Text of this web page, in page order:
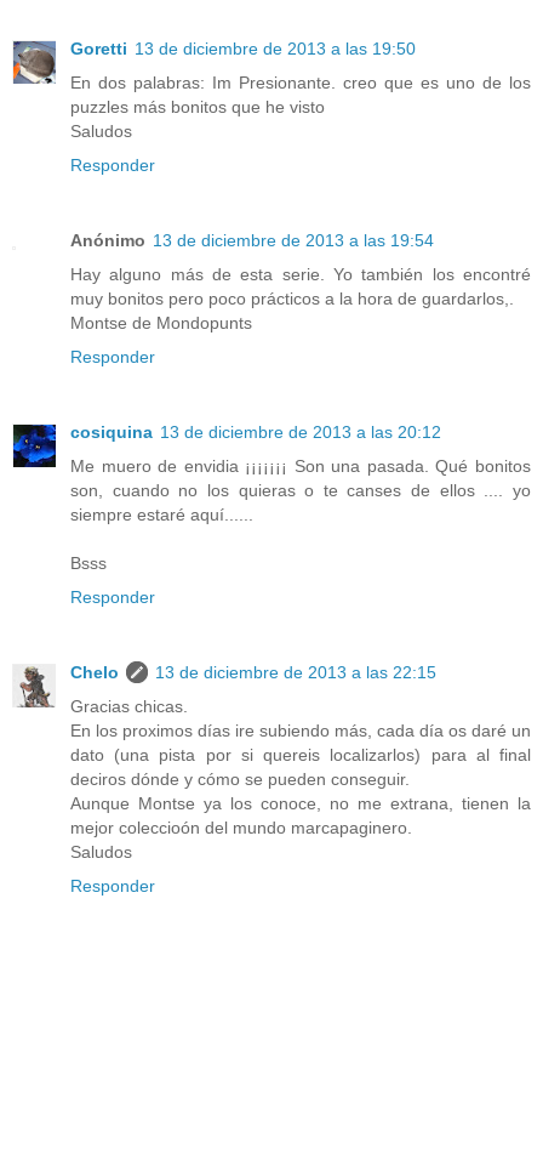
Goretti 13 de diciembre de 2013 a las 19:50
En dos palabras: Im Presionante. creo que es uno de los
puzzles más bonitos que he visto
Saludos
Responder
Anónimo 13 de diciembre de 2013 a las 19:54
Hay alguno más de esta serie. Yo también los encontré
muy bonitos pero poco prácticos a la hora de guardarlos,.
Montse de Mondopunts
Responder
cosiquina 13 de diciembre de 2013 a las 20:12
Me muero de envidia ¡¡¡¡¡¡¡ Son una pasada. Qué bonitos
son, cuando no los quieras o te canses de ellos .... yo
siempre estaré aquí......
Bsss
Responder
Chelo
13 de diciembre de 2013 a las 22:15
Gracias chicas.
En los proximos días ire subiendo más, cada día os daré un
dato (una pista por si quereis localizarlos) para al final
deciros dónde y cómo se pueden conseguir.
Aunque Montse ya los conoce, no me extrana, tienen la
mejor coleccioón del mundo marcapaginero.
Saludos
Responder